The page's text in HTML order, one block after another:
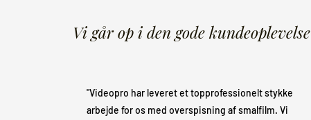
Vi går op i den gode kundeoplevelse
"Videopro har leveret et topprofessionelt stykke
arbejde for os med overspisning af smalfilm. Vi